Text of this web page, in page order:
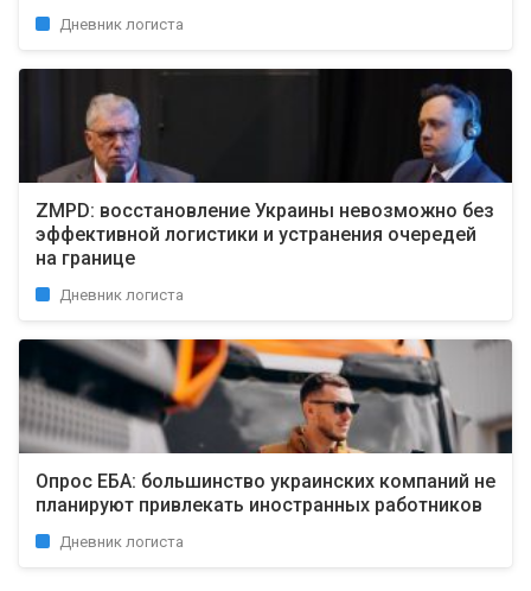
Дневник логиста
ZMPD: восстановление Украины невозможно без
эффективной логистики и устранения очередей
на границе
Дневник логиста
Опрос EБA: большинство украинских компаний не
планируют привлекать иностранных работников
Дневник логиста